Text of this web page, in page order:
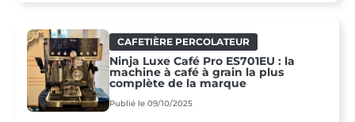
CAFETIÈRE PERCOLATEUR
Ninja Luxe Café Pro ES701EU : la
machine à café à grain la plus
complète de la marque
Publié le 09/10/2025